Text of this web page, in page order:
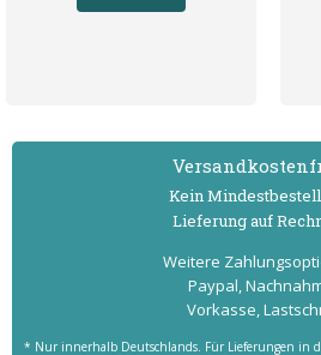
Kein
Lieferung auf
Weitere
Paypal,
Vorkasse,
* Nur innerhalb Deutschlands. Für Lieferungen in